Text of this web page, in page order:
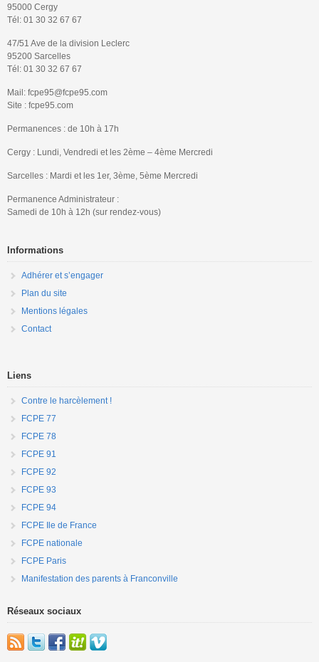
95000 Cergy
Tél: 01 30 32 67 67
47/51 Ave de la division Leclerc
95200 Sarcelles
Tél: 01 30 32 67 67
Mail: fcpe95@fcpe95.com
Site : fcpe95.com
Permanences : de 10h à 17h
Cergy : Lundi, Vendredi et les 2ème – 4ème Mercredi
Sarcelles : Mardi et les 1er, 3ème, 5ème Mercredi
Permanence Administrateur :
Samedi de 10h à 12h (sur rendez-vous)
Informations
Adhérer et s’engager
Plan du site
Mentions légales
Contact
Liens
Contre le harcèlement !
FCPE 77
FCPE 78
FCPE 91
FCPE 92
FCPE 93
FCPE 94
FCPE Ile de France
FCPE nationale
FCPE Paris
Manifestation des parents à Franconville
Réseaux sociaux